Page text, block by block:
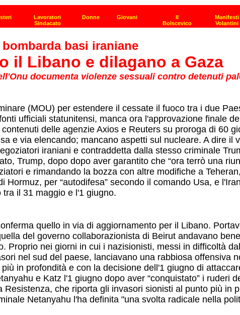
basi iraniane
il Libano e dilagano a Gaza
documenta violenze sessuali contro detenuti
(MOU) per estendere il cessate il fuoco tra i due
ufficiali statunitensi, manca ora l'approvazione finale
delle agenzie Axios e Reuters su proroga di 60
e via elencando; mancano aspetti sul nucleare. A dire il
iraniani e contraddetta dalla stesso criminale
Trump, dopo dopo aver garantito che “ora terrò una
e rimandando la bozza con altre modifiche a
per “autodifesa” secondo il comando Usa, e
il 31 maggio e l'1 giugno.
quello in via di aggiornamento per il Libano.
del governo collaborazionista di Beirut andavano
nei giorni in cui i nazisionisti, messi in difficoltà
nel sud del paese, lanciavano una rabbiosa offensiva
in profondità e con la decisione dell'1 giugno di
e Katz l'1 giugno dopo aver “conquistato” i ruderi
che riporta gli invasori sionisti al punto più in
Netanyahu l'ha definita "una svolta radicale nella